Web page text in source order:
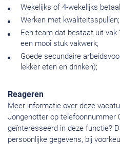
Wekelijks of 4-wekelijks
Werken met kwaliteitsspullen;
Een team dat bestaat uit vak
een mooi stuk vakwerk;
Goede secundaire
lekker eten en drinken);
Reageren
Meer informatie over deze
Jongenotter op telefoonnummer
geïnteresseerd in deze functie?
persoonlijke gegevens, bij